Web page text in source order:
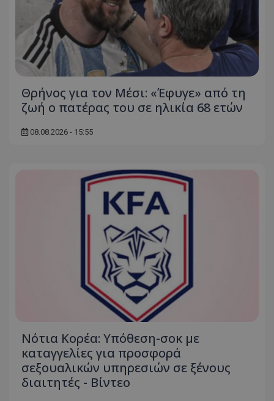
Θρήνος για τον Μέσι: «Έφυγε» από τη
ζωή ο πατέρας του σε ηλικία 68 ετών
08.08.2026 - 15:55
Νότια Κορέα: Υπόθεση-σοκ με
καταγγελίες για προσφορά
σεξουαλικών υπηρεσιών σε ξένους
διαιτητές - Bίντεο